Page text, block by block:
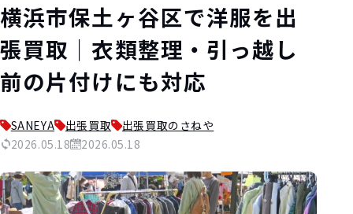
横浜市保土ヶ谷区で洋服を出
張買取｜衣類整理・引っ越し
前の片付けにも対応
SANEYA 出張買取
出張買取のさねや
2026.05.18
2026.05.18